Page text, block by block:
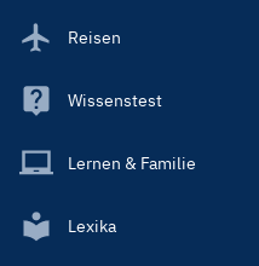
Reisen
Wissenstest
Lernen & Familie
Lexika